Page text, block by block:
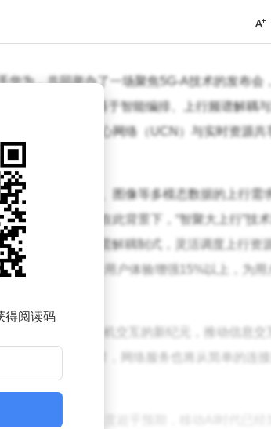
华为，共同举办了一场聚焦5G-A技术的发布会
的技术突破——基于智能编排、上行频谱解耦
，并结合用户中心网络（UCN）与实时资源共
的坚实基础。
加，尤其是视频、图像等多模态数据的上行需
要求愈发严苛。在此背景下，“智聚大上行”技
选择多频段，按需解耦制式，灵活调度上行资
15%以上，边缘用户体验增强15%以上，为用
度融合正引领人机交互的新纪元，推动信息交
据交互将成为日常，网络服务也将从简单的连
得阅读码